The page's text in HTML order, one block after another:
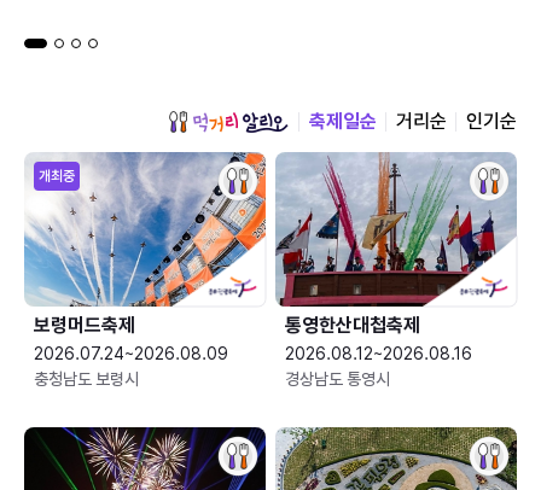
축제일순 거리순 인기순
개최중
보령머드축제
2026.07.24~2026.08.09
충청남도 보령시
통영한산대첩축제
2026.08.12~2026.08.16
경상남도 통영시